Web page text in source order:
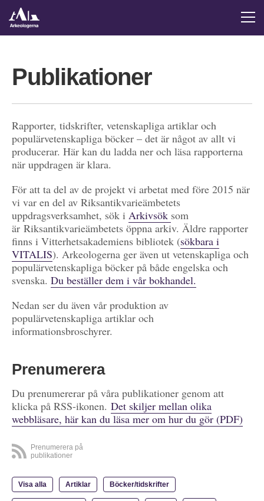
Publikationer
Rapporter, tidskrifter, vetenskapliga artiklar och
populärvetenskapliga böcker – det är något av allt vi
producerar. Här kan du ladda ner och läsa rapporterna
när uppdragen är klara.
För att ta del av de projekt vi arbetat med före 2015 när
vi var en del av Riksantikvarieämbetets
uppdragsverksamhet, sök i Arkivsök som
är Riksantikvarieämbetets öppna arkiv. Äldre rapporter
finns i Vitterhetsakademiens bibliotek (sökbara i
VITALIS). Arkeologerna ger även ut vetenskapliga och
populärvetenskapliga böcker på både engelska och
svenska. Du beställer dem i vår bokhandel.
Nedan ser du även vår produktion av
populärvetenskapliga artiklar och
informationsbroschyrer.
Prenumerera
Du prenumererar på våra publikationer genom att
klicka på RSS-ikonen. Det skiljer mellan olika
webbläsare, här kan du läsa mer om hur du gör (PDF)
Prenumerera på
publikationer
Visa alla Artiklar Böcker/tidskrifter